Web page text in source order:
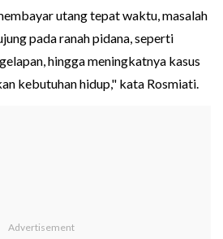
utang tepat waktu, masalah
pada ranah pidana, seperti
hingga meningkatnya kasus
kebutuhan hidup," kata Rosmiati.